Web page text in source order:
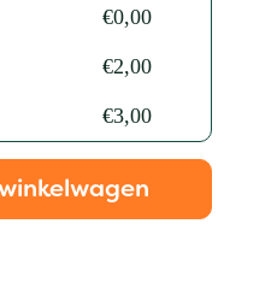
€0,00
€2,00
€3,00